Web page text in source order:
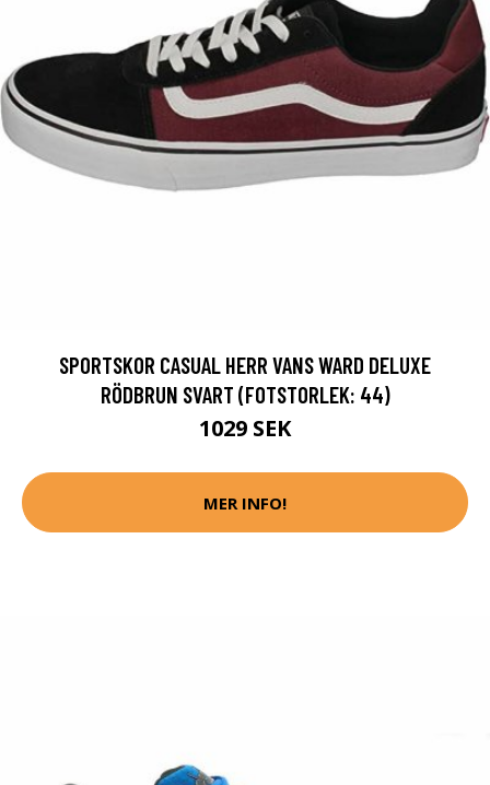
SPORTSKOR CASUAL HERR VANS WARD DELUXE
RÖDBRUN SVART (FOTSTORLEK: 44)
1029 SEK
MER INFO!